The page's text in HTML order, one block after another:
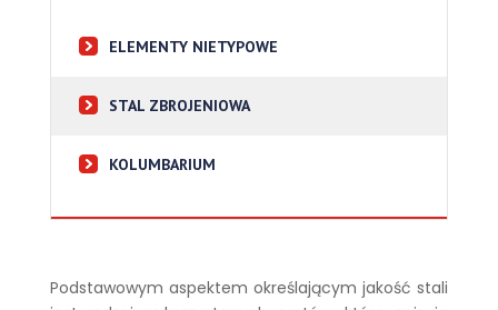
ELEMENTY NIETYPOWE
STAL ZBROJENIOWA
KOLUMBARIUM
Podstawowym aspektem określającym jakość stali